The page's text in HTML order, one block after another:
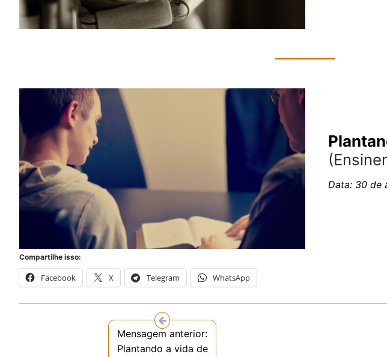
Data: 30 de
Compartilhe isso:
Facebook X Telegram WhatsApp
Mensagem anterior:
Plantando a vida de